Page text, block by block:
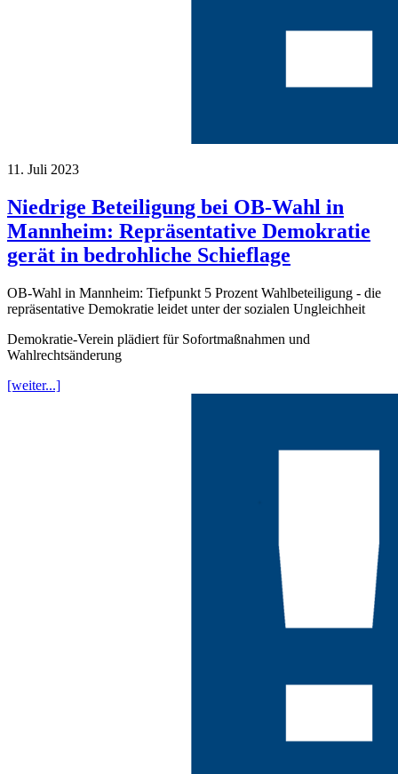
11. Juli 2023
Niedrige Beteiligung bei OB-Wahl in
Mannheim: Repräsentative Demokratie
gerät in bedrohliche Schieflage
OB-Wahl in Mannheim: Tiefpunkt 5 Prozent Wahlbeteiligung - die
repräsentative Demokratie leidet unter der sozialen Ungleichheit
Demokratie-Verein plädiert für Sofortmaßnahmen und
Wahlrechtsänderung
[weiter...]